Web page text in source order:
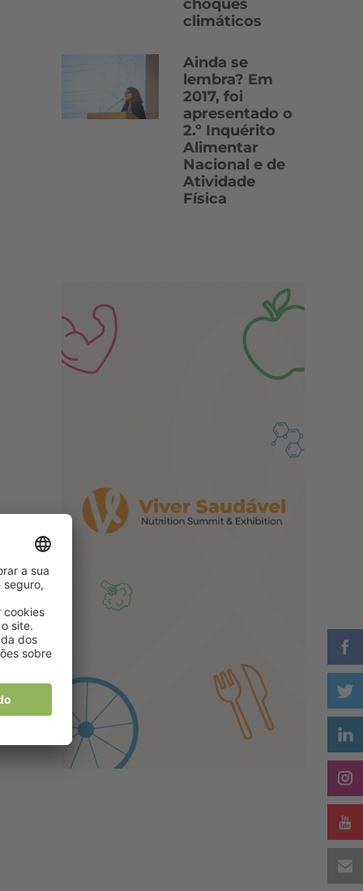
choques
climáticos
Ainda se
lembra? Em
2017, foi
apresentado o
2.º Inquérito
Alimentar
Nacional e de
Atividade
Física